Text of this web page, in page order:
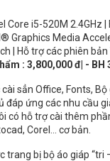
Core i5-520M 2.4GHz |
Graphics Media
| Hỗ trợ các phiên
: 3,800,000 đ| - BH
sẳn Office, Fonts,
đáp ứng các nhu cầu
có hỗ trợ cài thêm
Corel... cơ bản.
trang bị bộ áo giáp “tri